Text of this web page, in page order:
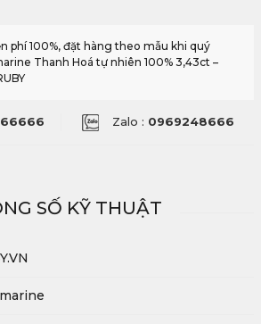
phí 100%, đặt hàng theo mẫu khi quý
Thanh Hoá tự nhiên 100% 3,43ct –
Zalo : 0969248666
SỐ KỸ THUẬT